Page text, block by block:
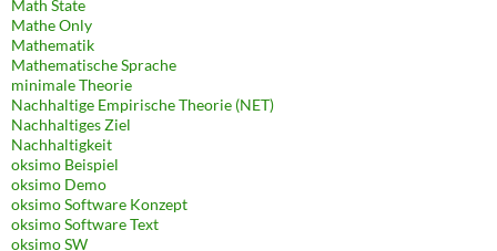
Math State
Mathe Only
Mathematik
Mathematische Sprache
minimale Theorie
Nachhaltige Empirische Theorie (NET)
Nachhaltiges Ziel
Nachhaltigkeit
oksimo Beispiel
oksimo Demo
oksimo Software Konzept
oksimo Software Text
oksimo SW